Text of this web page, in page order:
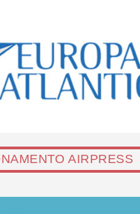
AIRPRESS